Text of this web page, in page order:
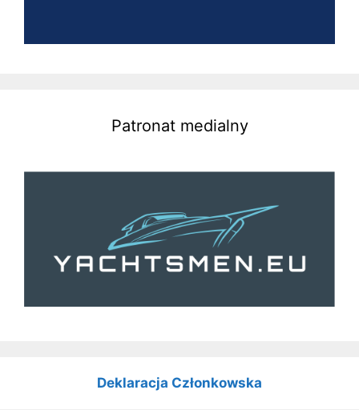
Patronat medialny
Deklaracja Członkowska